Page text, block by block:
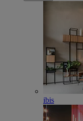
ibis